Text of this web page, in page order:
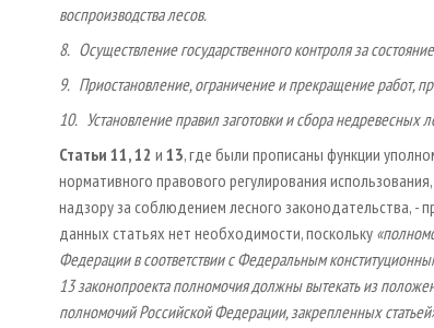
воспроизводства лесов.
8. Осуществление государственного контроля за
9. Приостановление, ограничение и прекращение работ,
10. Установление правил заготовки и сбора недревесных
Статьи 11, 12 и 13, где были прописаны функции
нормативного правового регулирования
надзору за соблюдением лесного законодательства, -
данных статьях нет необходимости, поскольку
Федерации в соответствии с Федеральным
13 законопроекта полномочия должны вытекать из
полномочий Российской Федерации, закрепленных